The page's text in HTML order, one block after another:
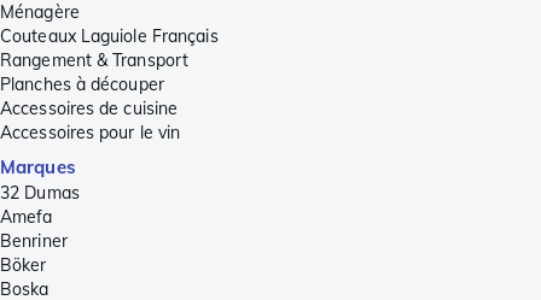
Ménagère
Couteaux Laguiole Français
Rangement & Transport
Planches à découper
Accessoires de cuisine
Accessoires pour le vin
Marques
32 Dumas
Amefa
Benriner
Böker
Boska